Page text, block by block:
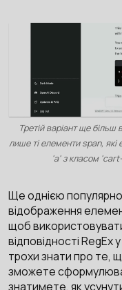
Третій варіант ще більш
лише ті елементи span,
'a' з класом
Ще однією
відображення
щоб
відповідності
трохи знати про те,
зможете
знатимете, як